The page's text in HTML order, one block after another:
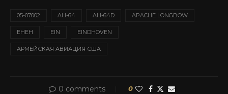
05-07002 AH-64 AH-64D APACHE LONGBOW
EHEH EIN EINDHOVEN
АРМЕЙСКАЯ АВИАЦИЯ США
0 comments 0